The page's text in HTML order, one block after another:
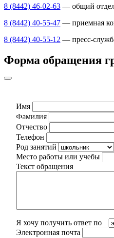
8 (8442) 46-02-63 — общий
8 (8442) 40-55-47 — приемная
8 (8442) 40-55-12 — пресс-
Форма обращения
Имя
Фамилия
Отчество
Телефон
Род занятий
Место работы или учебы
Текст обращения
Я хочу получить ответ по
Электронная почта